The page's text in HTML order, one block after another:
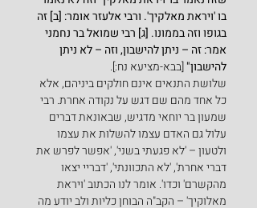
בו 'ויראת מאלקיך'. ורבי אלעזר אומר: [ב] זה
בגופו וזה בממונו. [ג] רבי שמואל בר נחמני
אמר: זה – ניתן להישבון, וזה – לא ניתן
להישבון" [בבא-מציעא נח:].
שלושת התנאים אינם חולקים ביניהם, אלא
כל אחד מהם שם דגש על נקודה אחרת. רבי
שמעון בר יוחאי מדגיש, שבאונאת דברים
עלול גם האדם עצמו להשלות את עצמו
ולטעון – 'לא פגעתי בשני', 'אפשר לפרש את
דברי אחרת', 'לא התכוונתי', 'דבריי יצאו
מהקשרם' וכדו'. אומר לנו הכתוב 'ויראת
מאלוקיך' – הקב"ה הבוחן כליות ולב יודע מה